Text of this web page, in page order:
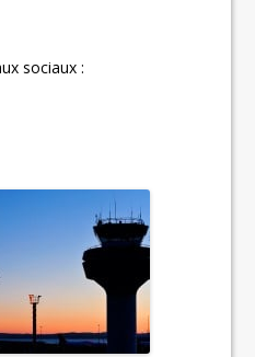
sociaux :